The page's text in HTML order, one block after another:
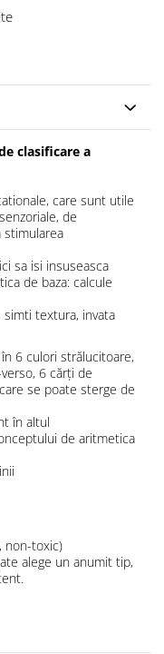
clasificare a
care sunt utile
de
stimularea
sa isi insuseasca
de baza: calcule
simti textura, invata
6 culori strălucitoare,
6 cărți de
se poate sterge de
în altul
de aritmetica
non-toxic)
alege un anumit tip,